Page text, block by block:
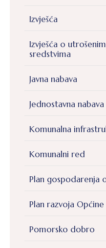
Izvješća
Izvješća o utrošenim
sredstvima
Javna nabava
Jednostavna nabava
Komunalna
Komunalni red
Plan gospodarenja
Plan razvoja
Pomorsko dobro